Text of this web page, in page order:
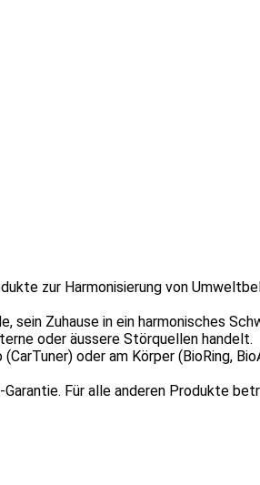
zur Harmonisierung von
Zuhause in ein harmonisches
oder äussere Störquellen handelt.
oder am Körper (BioRing,
Für alle anderen Produkte